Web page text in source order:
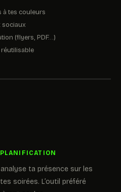
à tes couleurs
sociaux
(flyers, PDF…)
ta présence sur les
soirées. L’outil préféré